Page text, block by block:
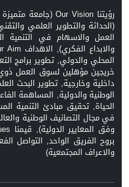
(الحداثة والتطوير العلمي
العمل والاسهام في التنمية
المحلي والدولي, تطوير برامج
خريجين مؤهلين لسوق العمل ذوي
داخلية وخارجية, تطوير البحث
الوطنية والدولية, المساهمة
الحياة, تحقيق مبادئ التنمية
في مجال التصانيف الوطنية
بروح الفريق الواحد, التواصل
والاعراف المجتمعية)